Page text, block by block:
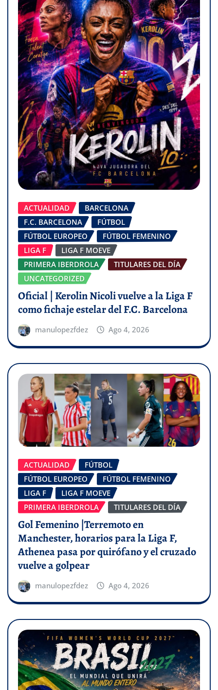
ACTUALIDAD
BARCELONA
F.C. BARCELONA
FÚTBOL
FÚTBOL EUROPEO
FÚTBOL FEMENINO
LIGA F
LIGA F MOEVE
PRIMERA IBERDROLA
TITULARES DEL DÍA
UNCATEGORIZED
Oficial | Kerolin Nicoli vuelve a la Liga F
como fichaje estelar del F.C. Barcelona
manulopezfdez Ago 4, 2026
ACTUALIDAD
FÚTBOL
FÚTBOL EUROPEO
FÚTBOL FEMENINO
LIGA F
LIGA F MOEVE
PRIMERA IBERDROLA
TITULARES DEL DÍA
Gol Femenino |Terremoto en
Manchester, horarios para la Liga F,
Athenea pasa por quirófano y el cruzado
vuelve a golpear
manulopezfdez Ago 4, 2026